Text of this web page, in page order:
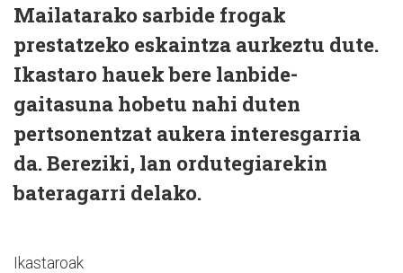
Mailatarako sarbide frogak
prestatzeko eskaintza aurkeztu dute.
Ikastaro hauek bere lanbide-
gaitasuna hobetu nahi duten
pertsonentzat aukera interesgarria
da. Bereziki, lan ordutegiarekin
bateragarri delako.
Ikastaroak